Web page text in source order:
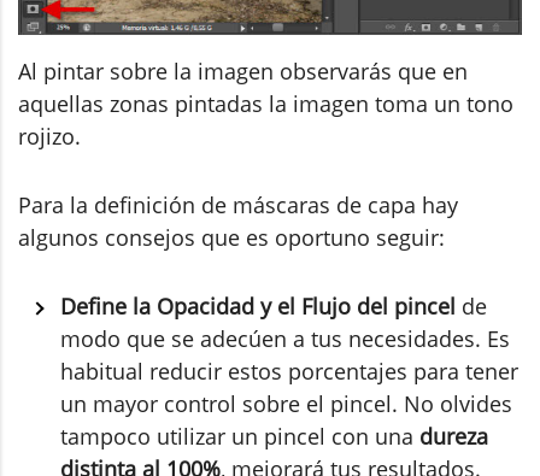
Al pintar sobre la imagen observarás que en
aquellas zonas pintadas la imagen toma un tono
rojizo.
Para la definición de máscaras de capa hay
algunos consejos que es oportuno seguir:
Define la Opacidad y el Flujo del pincel de
modo que se adecúen a tus necesidades. Es
habitual reducir estos porcentajes para tener
un mayor control sobre el pincel. No olvides
tampoco utilizar un pincel con una dureza
distinta al 100%, mejorará tus resultados.